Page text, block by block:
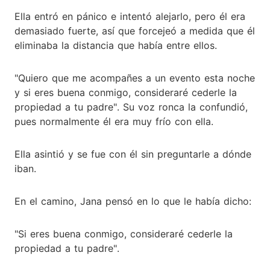
Ella entró en pánico e intentó alejarlo, pero él era
demasiado fuerte, así que forcejeó a medida que él
eliminaba la distancia que había entre ellos.
"Quiero que me acompañes a un evento esta noche
y si eres buena conmigo, consideraré cederle la
propiedad a tu padre". Su voz ronca la confundió,
pues normalmente él era muy frío con ella.
Ella asintió y se fue con él sin preguntarle a dónde
iban.
En el camino, Jana pensó en lo que le había dicho:
"Si eres buena conmigo, consideraré cederle la
propiedad a tu padre".